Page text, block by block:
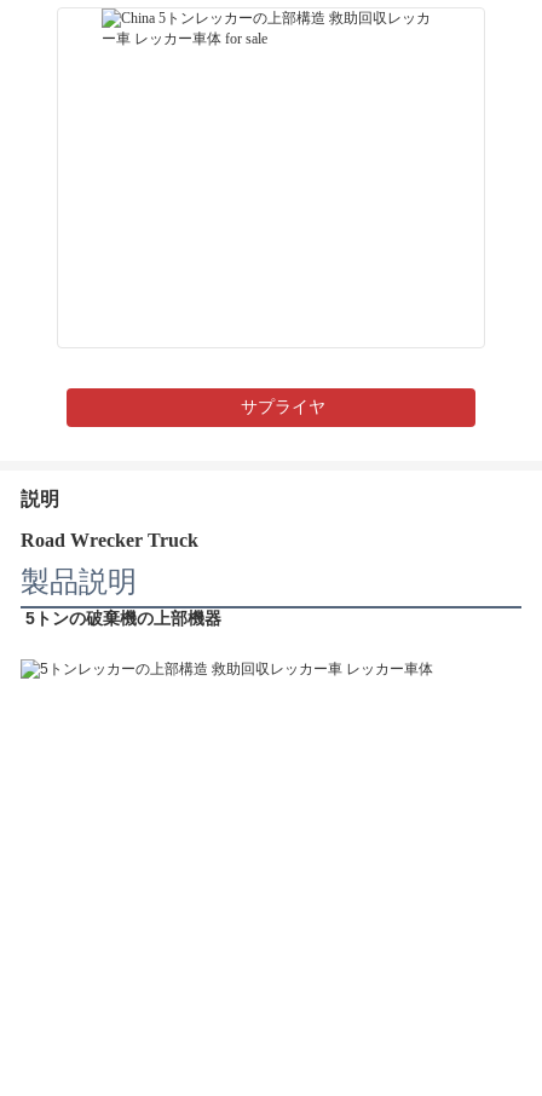
サプライヤ
説明
Road Wrecker Truck
製品説明
5トンの破棄機の上部機器